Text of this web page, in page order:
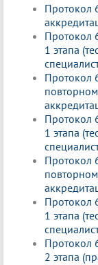
Протокол
Протокол
1 этапа
Протокол
Протокол
1 этапа
Протокол
Протокол
1 этапа
Протокол
2 этапа